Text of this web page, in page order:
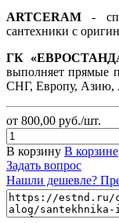
ARTCERAM -
сантехники с
ГК
выполняет прямые
СНГ, Европу, Азию,
от 800,00 руб./шт.
В корзину В корзине
Задать вопрос
Нашли дешевле?